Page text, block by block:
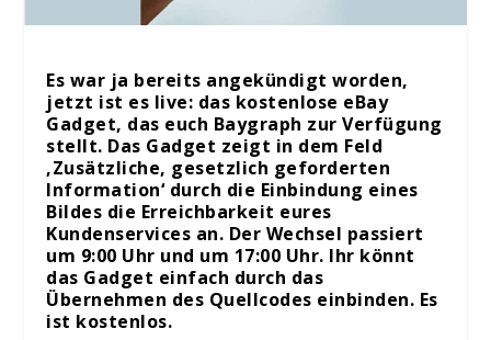
Es war ja bereits angekündigt worden,
jetzt ist es live: das kostenlose eBay
Gadget, das euch Baygraph zur Verfügung
stellt. Das Gadget zeigt in dem Feld
‚Zusätzliche, gesetzlich geforderten
Information‘ durch die Einbindung eines
Bildes die Erreichbarkeit eures
Kundenservices an. Der Wechsel passiert
um 9:00 Uhr und um 17:00 Uhr. Ihr könnt
das Gadget einfach durch das
Übernehmen des Quellcodes einbinden. Es
ist kostenlos.